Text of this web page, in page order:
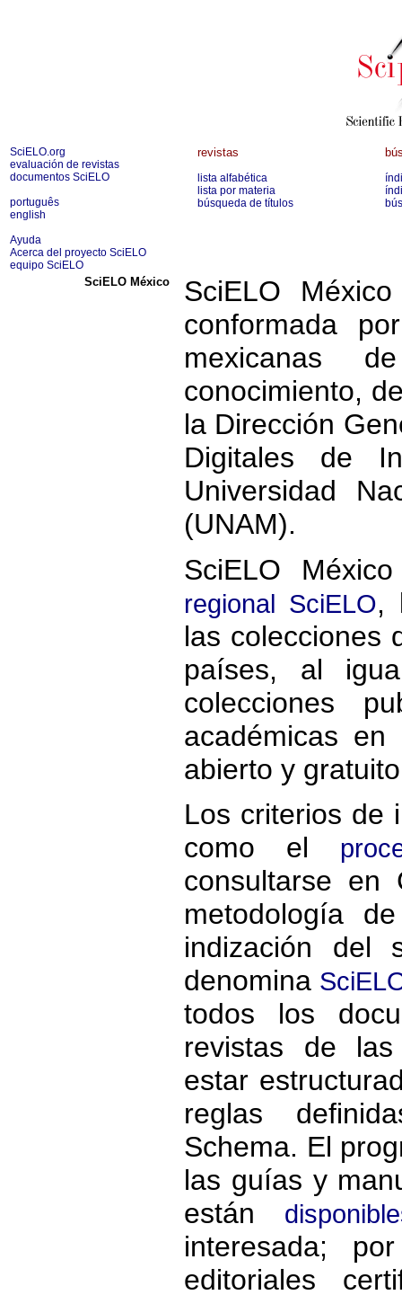
SciELO.org
evaluación de revistas
documentos SciELO
português
english
Ayuda
Acerca del proyecto SciELO
equipo SciELO
revistas
lista alfabética
lista por materia
búsqueda de títulos
SciELO México
SciELO
conformada
mexicanas
conocimiento,
la Dirección
Digitales de
Universidad
(UNAM).
SciELO
regional SciELO,
las colecciones
países, al
colecciones
académicas
abierto y
Los criterios de
como el
consultarse en
metodología
indización del
denomina
todos los
revistas de las
estar
reglas
Schema. El
las guías y
están
interesada;
editoriales